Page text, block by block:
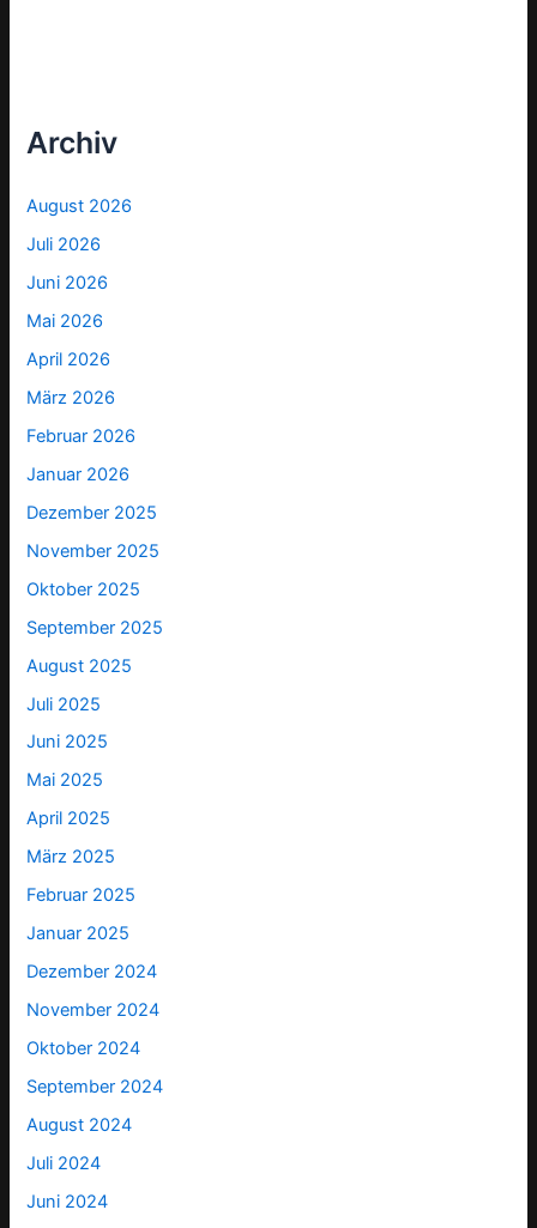
Archiv
August 2026
Juli 2026
Juni 2026
Mai 2026
April 2026
März 2026
Februar 2026
Januar 2026
Dezember 2025
November 2025
Oktober 2025
September 2025
August 2025
Juli 2025
Juni 2025
Mai 2025
April 2025
März 2025
Februar 2025
Januar 2025
Dezember 2024
November 2024
Oktober 2024
September 2024
August 2024
Juli 2024
Juni 2024